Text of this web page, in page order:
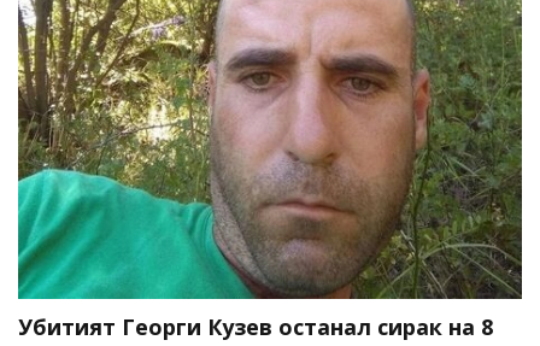
Убитият Георги Кузев останал сирак на 8